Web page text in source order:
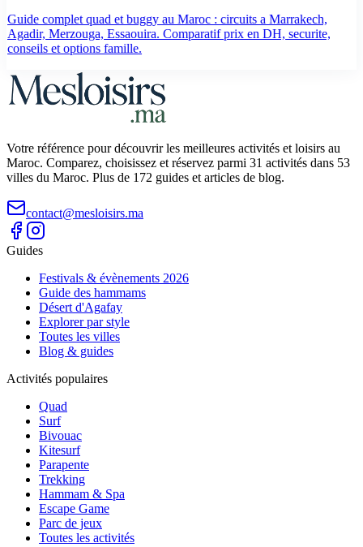
Guide complet quad et buggy au Maroc : circuits a Marrakech,
Agadir, Merzouga, Essaouira. Comparatif prix en DH, securite,
conseils et options famille.
Votre référence pour découvrir les meilleures activités et loisirs au
Maroc. Comparez, choisissez et réservez parmi 31 activités dans 53
villes du Maroc. Plus de 172 guides et articles de blog.
contact@mesloisirs.ma
Guides
Festivals & évènements 2026
Guide des hammams
Désert d'Agafay
Explorer par style
Toutes les villes
Blog & guides
Activités populaires
Quad
Surf
Bivouac
Kitesurf
Parapente
Trekking
Hammam & Spa
Escape Game
Parc de jeux
Toutes les activités